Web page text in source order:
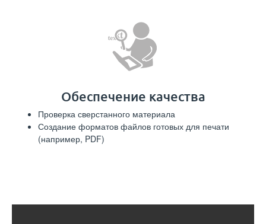
Обеспечение качества
Проверка сверстанного материала
Создание форматов файлов готовых для печати
(например, PDF)